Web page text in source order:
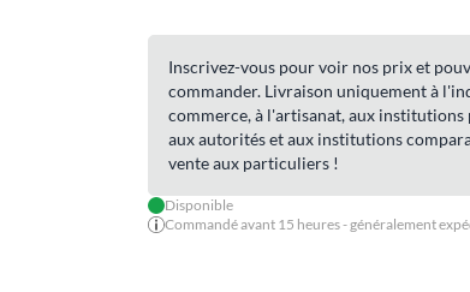
Inscrivez-vous pour voir nos prix et
commander. Livraison uniquement à
commerce, à l'artisanat, aux institutions
aux autorités et aux institutions
vente aux particuliers !
Disponible
Commandé avant 15 heures - généralement